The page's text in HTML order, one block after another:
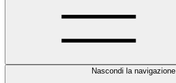
Nascondi la navigazione